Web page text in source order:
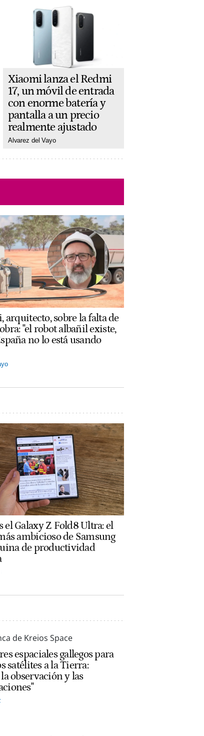
Xiaomi lanza el Redmi
17, un móvil de entrada
con enorme batería y
pantalla a un precio
realmente ajustado
Alvarez del Vayo
arquitecto, sobre la falta de
"el robot albañil existe,
no lo está usando
el Galaxy Z Fold8 Ultra: el
ambicioso de Samsung
de productividad
espaciales gallegos para
satélites a la Tierra:
observación y las